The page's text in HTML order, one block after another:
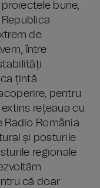
bune,
de
între
țintă
pentru
rețeaua cu
Radio România
și posturile
regionale
că doar